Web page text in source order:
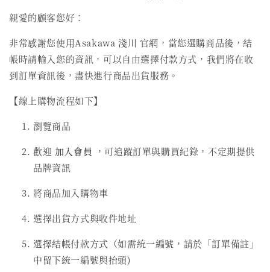
親愛的顧客您好：
非常感謝您使用Asakawa 淺川 官網，當您選購商品後，結
帳時請輸入您的資訊，可以自由選擇付款方式，我們將在收
到訂單資訊後，盡快進行商品出貨服務。
【線上購物流程如下】
瀏覽商品
歡迎 加入會員
，可追蹤訂單與購買紀錄，不定期提供
品牌資訊
將商品加入購物車
選擇出貨方式與收件地址
選擇結帳付款方式（如需統一編號，請於「訂單備註」
中留下統一編號與抬頭)